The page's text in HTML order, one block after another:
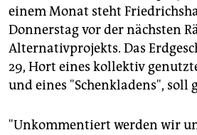
genossenschaft
epaper login
einem Monat steht
Donnerstag vor der nächsten
Alternativprojekts. Das
29, Hort eines kollektiv
und eines "Schenkladens", soll
"Unkommentiert werden wir